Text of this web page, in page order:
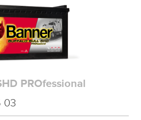
PROfessional
03